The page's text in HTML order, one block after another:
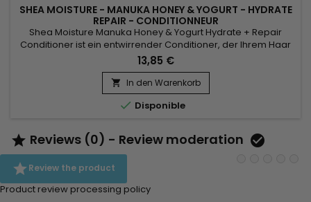
SHEA MOISTURE - MANUKA HONEY & YOGURT - HYDRATE
REPAIR - CONDITIONNEUR
Shea Moisture Manuka Honey & Yogurt Hydrate + Repair
Conditioner ist ein entwirrender Conditioner, der Ihrem Haar
intensive Feuchtigkeit, reparierende Proteine ​​und
glanzverstärkende Nährstoffe spendet. Shea Moisture
besteht aus zertifizierter Bio-Sheabutter, Baobab- und
Mafura-Ölen sowie ultra-feuchtigkeitsspendendem Manuka-
Honig und Joghurt, um...
13,85 €
 In den Warenkorb
 Disponible
 Reviews (0) - Review moderation 
Review the product
Product review processing policy